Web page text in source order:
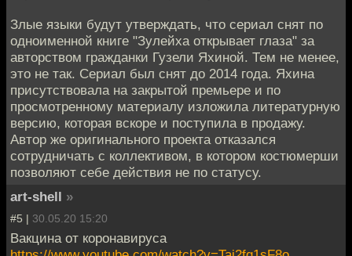
Злые языки будут утверждать, что сериал снят по
одноименной книге "Зулейха открывает глаза" за
авторством гражданки Гузели Яхиной. Тем не менее,
это не так. Сериал был снят до 2014 года. Яхина
присутствовала на закрытой премьере и по
просмотренному материалу изложила литературную
версию, которая вскоре и поступила в продажу.
Автор же оригинального проекта отказался
сотрудничать с коллективом, в котором костюмерши
позволяют себе действия не по статусу.
art-shell »
#5 | 30.05.20 15:20
Вакцина от коронавируса